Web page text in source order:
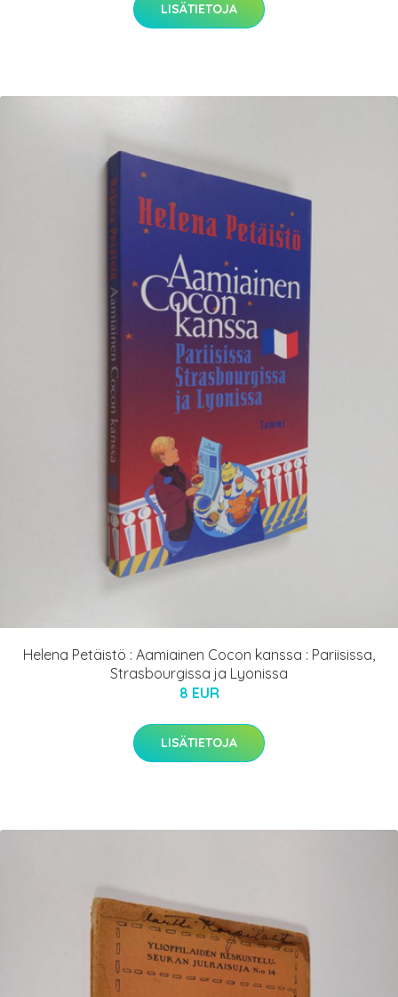
LISÄTIETOJA
Helena Petäistö : Aamiainen Cocon kanssa : Pariisissa,
Strasbourgissa ja Lyonissa
8 EUR
LISÄTIETOJA